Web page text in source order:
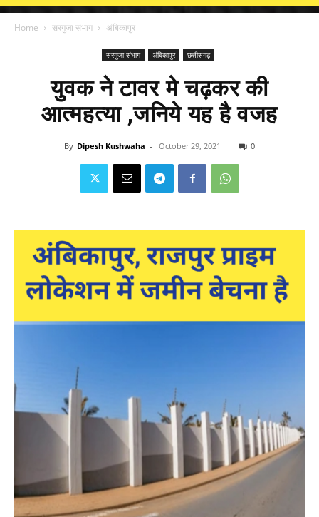
Home सरगुजा संभाग अंबिकापुर
सरगुजा संभाग अंबिकापुर छत्तीसगढ़
युवक ने टावर मे चढ़कर की
आत्महत्या ,जनिये यह है वजह
By Dipesh Kushwaha - October 29, 2021 0